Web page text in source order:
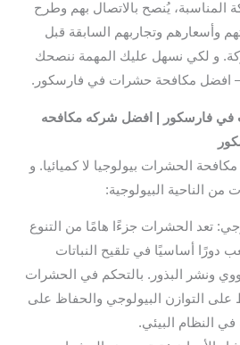
المناسبة، يُنصح بالاتصال بهم وطرح
وأسعارهم وتجاربهم السابقة قبل
و لكي نسهل عليك المهمة ننصحك
– افضل مكافحة حشرات في فارسكور.
فارسكور | افضل شركه مكافحه
الحشرات بيولوجيا لا كميائيا. و
الناحية البيولوجية:
تعد الحشرات جزءًا هامًا من التنوع
دورًا أساسيًا في تلقيح النباتات
ونشر البذور. بالتحكم في الحشرات
على التوازن البيولوجي والحفاظ على
في النظام البيئي.